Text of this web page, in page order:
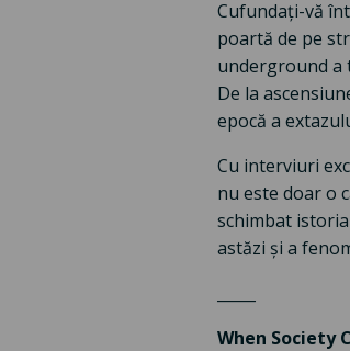
Cufundați-vă
poartă de pe
underground a
De la
epocă a
Cu interviuri
nu este doar o
schimbat
astăzi și a
When Society